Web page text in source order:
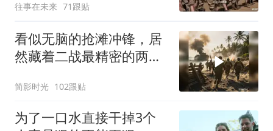
往事在未来 71跟贴
看似无脑的抢滩冲锋，居
然藏着二战最精密的两栖
简影时光 102跟贴
为了一口水直接干掉3个